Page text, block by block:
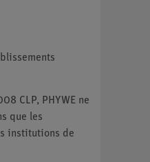
CLP, PHYWE ne
que les
institutions de